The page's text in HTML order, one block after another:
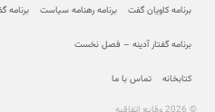
برنامه کاویان گفت برنامه رهنامه سیاست برنامه
برنامه گفتار آدینه – فصل نخست
کتابخانه تماس با ما